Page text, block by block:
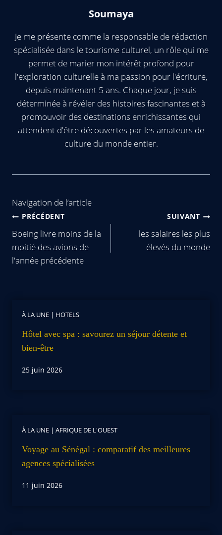
Soumaya
Je me présente comme la responsable de rédaction
spécialisée dans le tourisme culturel, un rôle qui me
permet de marier mon intérêt profond pour
l'exploration culturelle à ma passion pour l'écriture,
depuis maintenant 5 ans. Chaque jour, je suis
déterminée à révéler des histoires fascinantes et à
promouvoir des destinations enrichissantes qui
attendent d'être découvertes par les amateurs de
culture du monde entier.
Navigation de l’article
PRÉCÉDENT
Boeing livre moins de la
moitié des avions de
l'année précédente
SUIVANT
les salaires les plus
élevés du monde
À LA UNE | HOTELS
Hôtel avec spa : savourez un séjour détente et
bien-être
25 juin 2026
À LA UNE | AFRIQUE DE L'OUEST
Voyage au Sénégal : comparatif des meilleures
agences spécialisées
11 juin 2026